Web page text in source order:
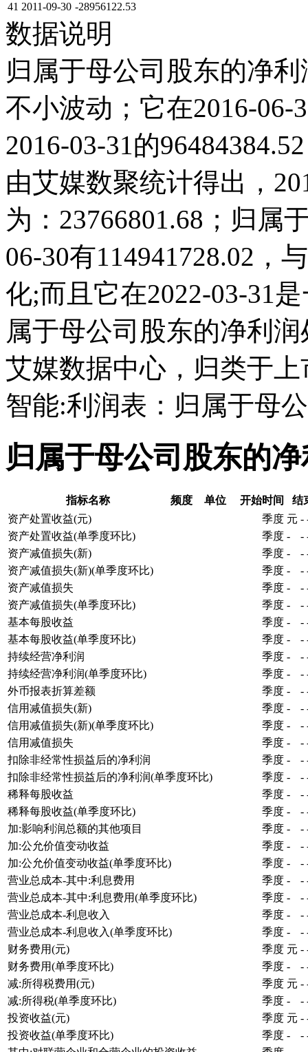
41 2011-09-30 -28956122.53
数据说明
归属于母公司股东的净
不小波动；它在2016-06-
2016-03-31的
由艾媒数聚统计得出，
为：23766801.68；归属
06-30有114941728.02，
化;而且它在2022-03-31
属于母公司股东的净利
艾媒数据中心，归类于
智能:利润表：归属于母
归属于母公司股东的
指标名称 频度 单位 开始时间
结
资产处置收益(元)
季度 元 -
资产处置收益(单季度环比)
季度 - -
资产减值损失(新)
季度 - -
资产减值损失(新)(单季度环比)
季度 - -
资产减值损失
季度 - -
资产减值损失(单季度环比)
季度 - -
基本每股收益
季度 - -
基本每股收益(单季度环比)
季度 - -
持续经营净利润
季度 - -
持续经营净利润(单季度环比)
季度 - -
外币报表折算差额
季度 - -
信用减值损失(新)
季度 - -
信用减值损失(新)(单季度环比)
季度 - -
信用减值损失
季度 - -
扣除非经常性损益后的净利润
季度 - -
扣除非经常性损益后的净利润(单季度环比)
季度 - -
稀释每股收益
季度 - -
稀释每股收益(单季度环比)
季度 - -
加:影响利润总额的其他项目
季度 - -
加:公允价值变动收益
季度 - -
加:公允价值变动收益(单季度环比)
季度 - -
营业总成本-其中:利息费用
季度 - -
营业总成本-其中:利息费用(单季度环比)
季度 - -
营业总成本-利息收入
季度 - -
营业总成本-利息收入(单季度环比)
季度 - -
财务费用(元)
季度 元 -
财务费用(单季度环比)
季度 - -
减:所得税费用(元)
季度 元 -
减:所得税(单季度环比)
季度 - -
投资收益(元)
季度 元 -
投资收益(单季度环比)
季度 - -